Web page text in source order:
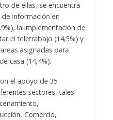
de ellas, se encuentra
información en
la implementación de
el teletrabajo (14,5%) y
asignadas para
casa (14,4%).
el apoyo de 35
sectores, tales
Comercio,